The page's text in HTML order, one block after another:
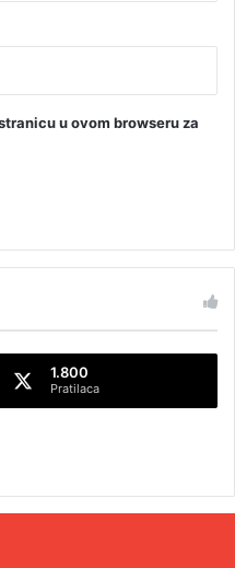
u ovom browseru za
1.800
Pratilaca